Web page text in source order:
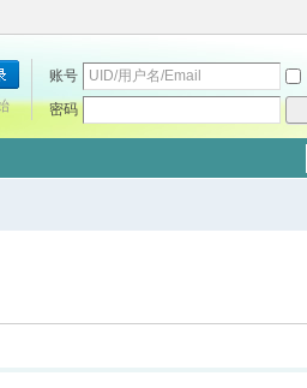
账号
密码